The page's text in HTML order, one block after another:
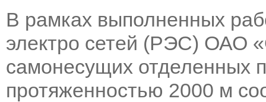
В рамках выполненных
электро сетей (РЭС) ОАО
самонесущих отделенных
протяженностью 2000 м